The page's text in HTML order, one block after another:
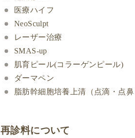
医療ハイフ
NeoSculpt
レーザー治療
SMAS-up
肌育ピール(コラーゲンピール)
ダーマペン
脂肪幹細胞培養上清（点滴・点
再診料について